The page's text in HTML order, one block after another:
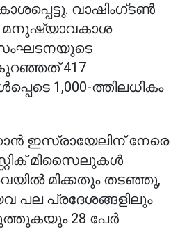
വാഷിംഗ്ടൺ
417
1,000-ത്തിലധികം
ഇസ്രായേലിന് നേരെ
മിസൈലുകൾ
മിക്കതും തടഞ്ഞു,
പല പ്രദേശങ്ങളിലും
28 പേർ